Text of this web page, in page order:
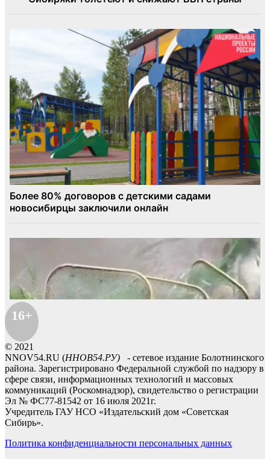
16+
© 2021
NNOV54.RU (ННОВ54.РУ) - сетевое издание Болотнинского
района. Зарегистрировано Федеральной службой по надзору в
сфере связи, информационных технологий и массовых
коммуникаций (Роскомнадзор), свидетельство о регистрации
Эл № ФС77-81542 от 16 июля 2021г.
Учредитель ГАУ НСО «Издательский дом «Советская
Сибирь».
Политика конфиденциальности персональных данных